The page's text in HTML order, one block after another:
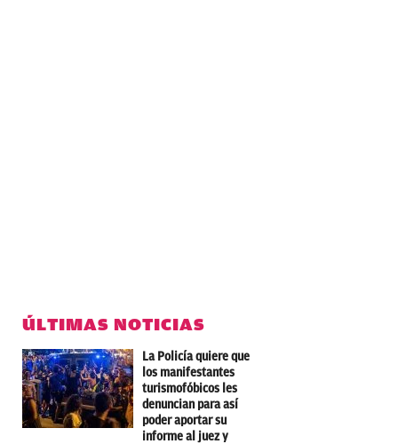
ÚLTIMAS NOTICIAS
La Policía quiere que
los manifestantes
turismofóbicos les
denuncian para así
poder aportar su
informe al juez y